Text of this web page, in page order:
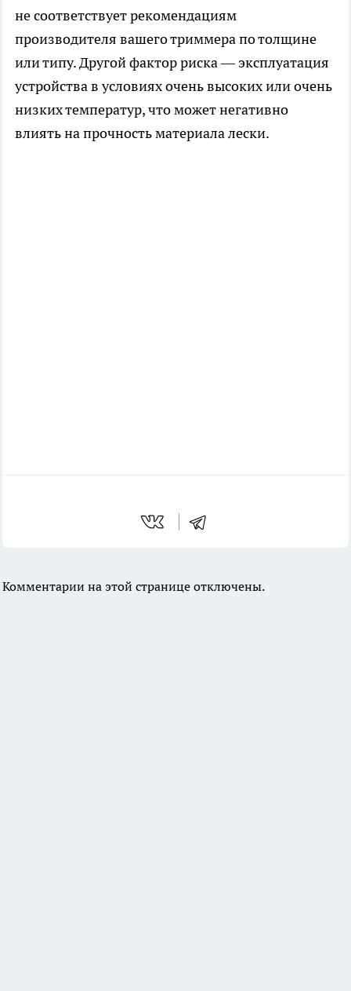
не соответствует рекомендациям
производителя вашего триммера по толщине
или типу. Другой фактор риска — эксплуатация
устройства в условиях очень высоких или очень
низких температур, что может негативно
влиять на прочность материала лески.
Комментарии на этой странице отключены.